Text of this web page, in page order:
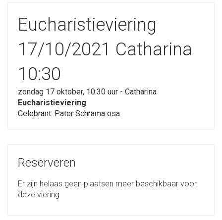
Eucharistieviering
17/10/2021 Catharina
10:30
zondag 17 oktober, 10:30 uur - Catharina
Eucharistieviering
Celebrant: Pater Schrama osa
Reserveren
Er zijn helaas geen plaatsen meer beschikbaar voor
deze viering